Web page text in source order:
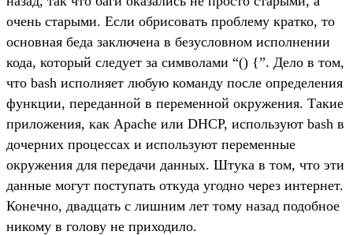
очень старыми. Если обрисовать проблему кратко, то
основная беда заключена в безусловном исполнении
кода, который следует за символами “() {”. Дело в том,
что bash исполняет любую команду после определения
функции, переданной в переменной окружения. Такие
приложения, как Apache или DHCP, используют bash в
дочерних процессах и используют переменные
окружения для передачи данных. Штука в том, что эти
данные могут поступать откуда угодно через интернет.
Конечно, двадцать с лишним лет тому назад подобное
никому в голову не приходило.